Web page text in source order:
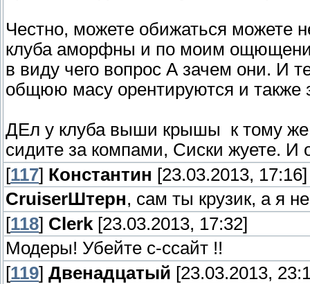
Честно, можете обижаться можете
клуба аморфны и по моим
в виду чего вопрос А зачем они. И
общюю масу орентируются и
ДЕл у клуба выши крышы к тому
сидите за компами, Сиски жуете. И
[117] Константин [23.03.2013, 17:16]
СruiserШтерн, сам ты крузик, а я
[118] Clerk [23.03.2013, 17:32]
Модеры! Убейте с-ссайт !!
[119] Двенадцатый [23.03.2013,